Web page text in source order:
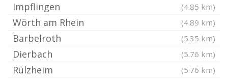
Impflingen (4.85 km)
Wörth am Rhein (4.89 km)
Barbelroth (5.35 km)
Dierbach (5.76 km)
Rülzheim (5.76 km)